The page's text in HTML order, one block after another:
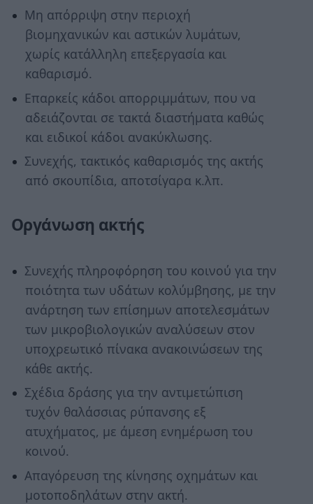
Μη απόρριψη στην περιοχή
βιομηχανικών και αστικών λυμάτων,
χωρίς κατάλληλη επεξεργασία και
καθαρισμό.
Επαρκείς κάδοι απορριμμάτων, που να
αδειάζονται σε τακτά διαστήματα καθώς
και ειδικοί κάδοι ανακύκλωσης.
Συνεχής, τακτικός καθαρισμός της ακτής
από σκουπίδια, αποτσίγαρα κ.λπ.
Οργάνωση ακτής
Συνεχής πληροφόρηση του κοινού για την
ποιότητα των υδάτων κολύμβησης, με την
ανάρτηση των επίσημων αποτελεσμάτων
των μικροβιολογικών αναλύσεων στον
υποχρεωτικό πίνακα ανακοινώσεων της
κάθε ακτής.
Σχέδια δράσης για την αντιμετώπιση
τυχόν θαλάσσιας ρύπανσης εξ
ατυχήματος, με άμεση ενημέρωση του
κοινού.
Απαγόρευση της κίνησης οχημάτων και
μοτοποδηλάτων στην ακτή.